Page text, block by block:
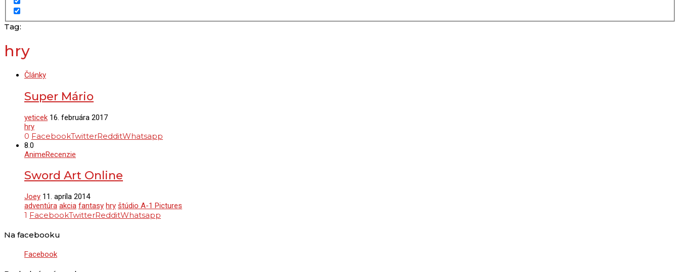
Tag:
hry
Články
Super Mário
yeticek 16. februára 2017
hry
0 FacebookTwitterRedditWhatsapp
8.0
AnimeRecenzie
Sword Art Online
Joey 11. apríla 2014
adventúra akcia fantasy hry štúdio A-1 Pictures
1 FacebookTwitterRedditWhatsapp
Na facebooku
Facebook